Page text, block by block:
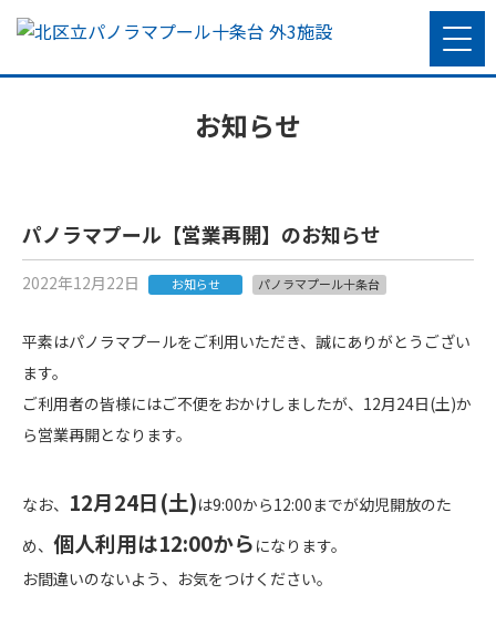
お知らせ
パノラマプール【営業再開】のお知らせ
2022年12月22日 お知らせ パノラマプール十条台
平素はパノラマプールをご利用いただき、誠にありがとうござい
ます。
ご利用者の皆様にはご不便をおかけしましたが、12月24日(土)か
ら営業再開となります。
なお、 12月24日(土)は9:00から12:00までが幼児開放のた
め、 個人利用は12:00から になります。
お間違いのないよう、お気をつけください。